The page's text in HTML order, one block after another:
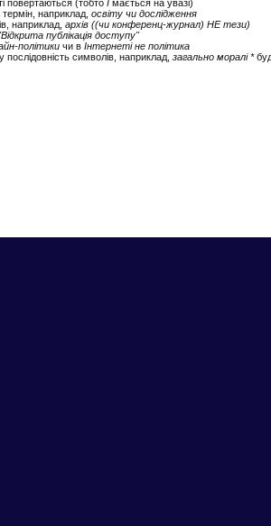
повертаються (тобтоІ мається на увазі)
термін, наприклад,освіту чи дослідження
наприклад,архів ((чи конференц-журнал) НЕ тези)
публікація доступу"
політики чи вІнтернеті не політика
символів, наприклад,загально моралі *